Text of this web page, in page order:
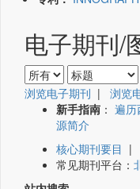
电子期刊/
浏览电子期刊 | 浏览
新手指南 ： 遍历
源简介
核心期刊要目 |
常见期刊平台：